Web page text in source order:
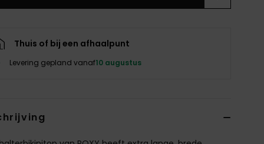
Thuis of bij een afhaalpunt
Levering gepland vanaf10 augustus